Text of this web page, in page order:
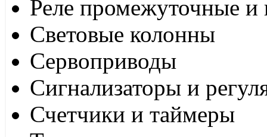
Реле промежуточные и
Световые колонны
Сервоприводы
Сигнализаторы и
Счетчики и таймеры